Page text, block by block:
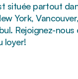
située partout
York,
Rejoignez-nous
loyer!